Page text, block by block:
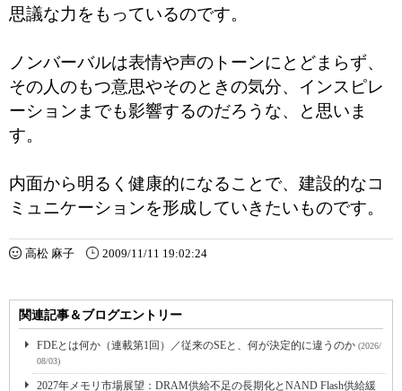
思議な力をもっているのです。
ノンバーバルは表情や声のトーンにとどまらず、
その人のもつ意思やそのときの気分、インスピレ
ーションまでも影響するのだろうな、と思いま
す。
内面から明るく健康的になることで、建設的なコ
ミュニケーションを形成していきたいものです。
高松 麻子 2009/11/11 19:02:24
関連記事＆ブログエントリー
FDEとは何か（連載第1回）／従来のSEと、何が決定的に違うのか (2026/
08/03)
2027年メモリ市場展望：DRAM供給不足の長期化とNAND Flash供給緩